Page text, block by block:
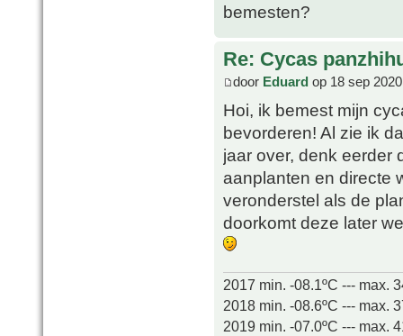
bemesten?
Re: Cycas
door Eduard op 18 sep
Hoi, ik bemest mijn
bevorderen! Al zie ik
jaar over, denk eerder
aanplanten en directe
veronderstel als de
doorkomt deze later
2017 min. -08.1ºC --- max.
2018 min. -08.6ºC --- max.
2019 min. -07.0ºC --- max.